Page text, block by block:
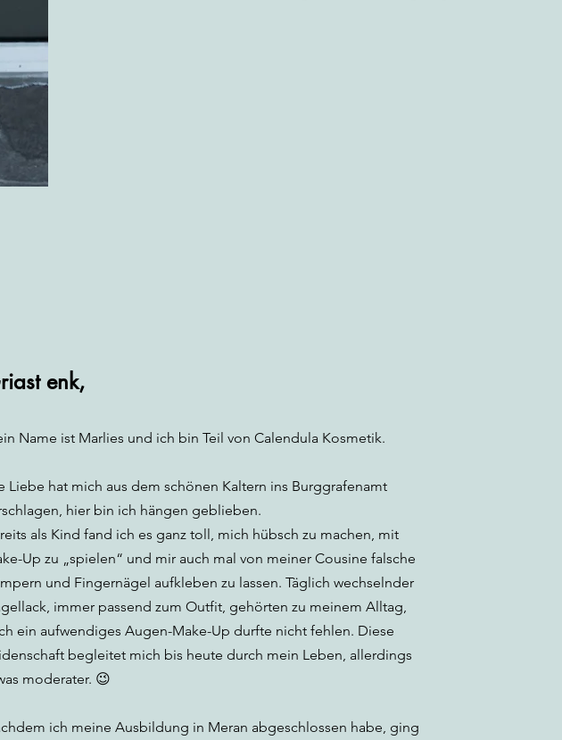
enk,
Name ist Marlies und ich bin Teil von Calendula Kosmetik.
Liebe hat mich aus dem schönen Kaltern ins Burggrafenamt
hier bin ich hängen geblieben.
als Kind fand ich es ganz toll, mich hübsch zu machen, mit
Up zu „spielen“ und mir auch mal von meiner Cousine falsche
und Fingernägel aufkleben zu lassen. Täglich wechselnder
immer passend zum Outfit, gehörten zu meinem Alltag,
ein aufwendiges Augen-Make-Up durfte nicht fehlen. Diese
begleitet mich bis heute durch mein Leben, allerdings
moderater. 😉
ich meine Ausbildung in Meran abgeschlossen habe, ging